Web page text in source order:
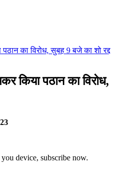
किया पठान का विरोध,
device, subscribe now.